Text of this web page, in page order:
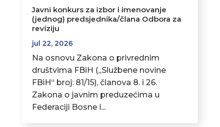
Javni konkurs za izbor i imenovanje
(jednog) predsjednika/člana Odbora za
reviziju
jul 22, 2026
Na osnovu Zakona o privrednim
društvima FBiH („Službene novine
FBiH“ broj: 81/15), članova 8. i 26.
Zakona o javnim preduzećima u
Federaciji Bosne i...